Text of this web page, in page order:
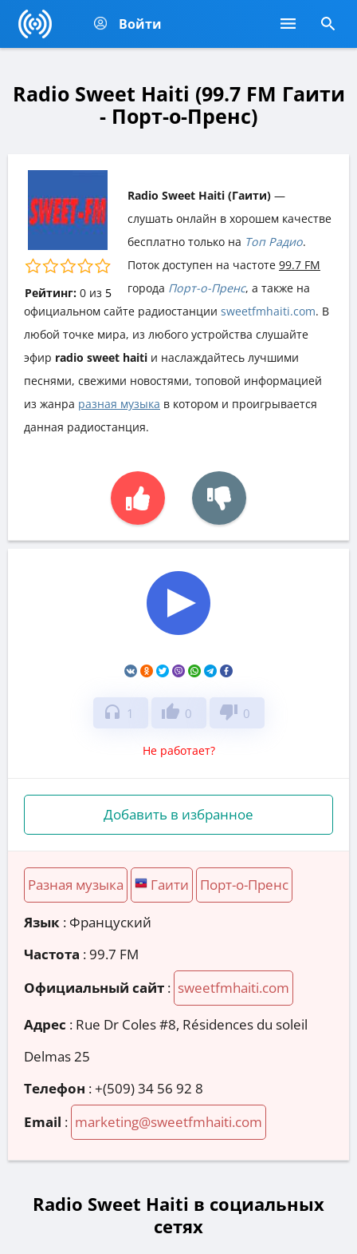
Войти
Radio Sweet Haiti (99.7 FM Гаити
- Порт-о-Пренс)
Рейтинг: 0из 5
Radio Sweet Haiti (Гаити) —
слушать онлайн в хорошем качестве
бесплатно только на Топ Радио.
Поток доступен на частоте 99.7 FM
города Порт-о-Пренс, а также на
официальном сайте радиостанции sweetfmhaiti.com. В
любой точке мира, из любого устройства слушайте
эфир radio sweet haiti и наслаждайтесь лучшими
песнями, свежими новостями, топовой информацией
из жанра разная музыка в котором и проигрывается
данная радиостанция.
headphones 1 thumb_up 0 thumb_down 0
Не работает?
Добавить в избранное
Разная музыка Гаити Порт-о-Пренс
Язык : Француский
Частота : 99.7 FM
Официальный сайт : sweetfmhaiti.com
Адрес : Rue Dr Coles #8, Résidences du soleil
Delmas 25
Телефон :+(509) 34 56 92 8
Email : marketing@sweetfmhaiti.com
Radio Sweet Haiti в социальных
сетях